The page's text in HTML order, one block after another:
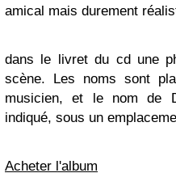
amical mais durement
dans le livret du cd une
scène. Les noms sont
musicien, et le nom de
indiqué, sous un
Acheter l'album